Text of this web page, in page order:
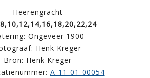
Heerengracht
Ongeveer 1900
Henk Kreger
Bron: Henk Kreger
A-11-01-00054